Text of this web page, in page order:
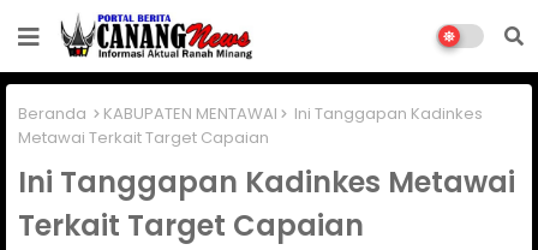
Beranda KABUPATEN MENTAWAI
Ini Tanggapan Kadinkes
Metawai Terkait Target Capaian
Ini Tanggapan Kadinkes Metawai
Terkait Target Capaian